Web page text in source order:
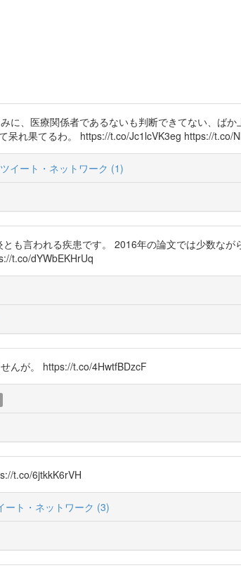
、医療関係者であるないも判断できてない、ば
呆れ果てるわ。 https://t.co/Jc1lcVK3eg https://t.co/
イート・ネットワーク (1)
も言われる疾患です。 2016年の論文では少数な
t.co/dYWbEKHrUq
んが。 https://t.co/4HwtfBDzcF
t.co/6jtkkK6rVH
ート・ネットワーク (3)